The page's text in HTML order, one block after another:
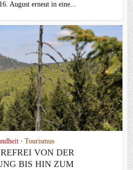
August erneut in eine...
• Tourismus
VON DER
BIS HIN ZUM